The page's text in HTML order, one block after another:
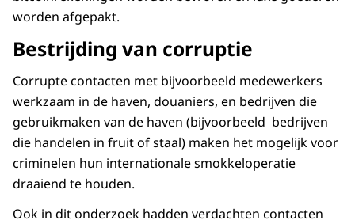
worden afgepakt.
Bestrijding van corruptie
Corrupte contacten met bijvoorbeeld medewerkers
werkzaam in de haven, douaniers, en bedrijven die
gebruikmaken van de haven (bijvoorbeeld bedrijven
die handelen in fruit of staal) maken het mogelijk voor
criminelen hun internationale smokkeloperatie
draaiend te houden.
Ook in dit onderzoek hadden verdachten contacten